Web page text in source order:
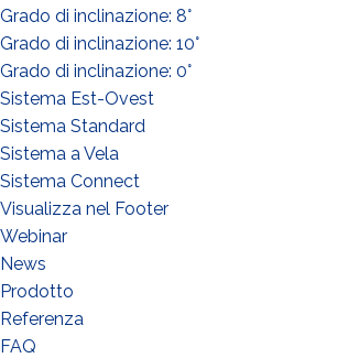
Grado di inclinazione: 8°
Grado di inclinazione: 10°
Grado di inclinazione: 0°
Sistema Est-Ovest
Sistema Standard
Sistema a Vela
Sistema Connect
Visualizza nel Footer
Webinar
News
Prodotto
Referenza
FAQ